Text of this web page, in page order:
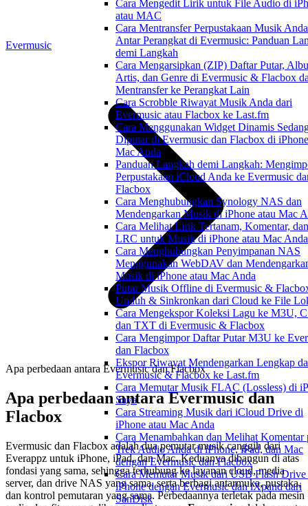
Cara Mengedit Lirik untuk File Audio di
atau MAC
Cara Mentransfer Perpustakaan Musik Anda
Antar Perangkat di Evermusic: Panduan
demi Langkah
Cara Mengarsipkan (ZIP) Daftar Putar,
Artis, dan Genre di Evermusic & Flacbox
Mentransfer ke Perangkat Lain
Cara Scrobble Riwayat Musik Anda dari
Evermusic atau Flacbox ke Last.fm
Cara Menggunakan Widget Dinamis
Diputar di Evermusic dan Flacbox di
Mac Anda
Panduan Langkah demi Langkah:
Perpustakaan iCloud Anda ke Evermusic
Flacbox
Cara Menghubungkan Synology NAS dan
Mendengarkan Musik di iPhone atau Mac
Cara Melihat Lirik Tertanam, Komentar,
LRC untuk Musik di iPhone atau Mac Anda
Cara Menghubungkan Penyimpanan NAS
Menggunakan WebDAV dan
Musik di iPhone atau Mac Anda
Putar Musik Offline di Evermusic &
Unduh & Sinkronkan dari Cloud ke File
Cara Mengekspor Koleksi Lagu ke M3U,
dan TXT di Evermusic & Flacbox
Cara Mengimpor Daftar Putar M3U ke
dan Flacbox
Ekspor Riwayat Mendengarkan Lengkap
Evermusic & Flacbox ke Last.fm
Cara Memutar Musik FLAC (Lossless) di
Saya
Cara Streaming Musik dari iCloud Drive di
iPhone atau Mac Anda
Cara Menambahkan dan Melihat Komentar
Trek Audio Anda di iPhone, iPad, dan Mac
dengan Evermusic dan Flacbox
Cara Memutar Musik dari USB Flash
iPhone dengan Evermusic dan iXpand dari
SanDisk
Evermusic
Apa perbedaan antara Evermusic dan Flacbox
Apa perbedaan antara Evermusic dan
Flacbox
Evermusic dan Flacbox adalah dua pemutar musik canggih dari
Everappz untuk iPhone, iPad, dan Mac. Keduanya dibangun di atas
fondasi yang sama, sehingga terhubung ke layanan cloud, media
server, dan drive NAS yang sama, serta berbagi antarmuka, pustaka,
dan kontrol pemutaran yang sama. Perbedaannya terletak pada mesin